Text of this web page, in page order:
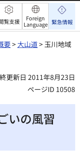
覧支援
Foreign
Language 緊急情報
要> 大山道> 玉川地域
更新日 2011年8月23日
ページID 10508
いの風習